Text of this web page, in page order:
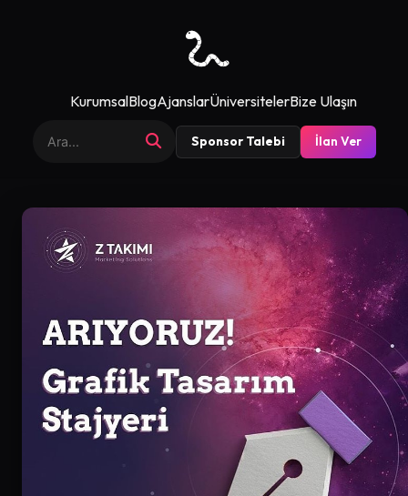
KurumsalBlogAjanslarÜniversitelerBize Ulaşın
Sponsor Talebi İlan Ver